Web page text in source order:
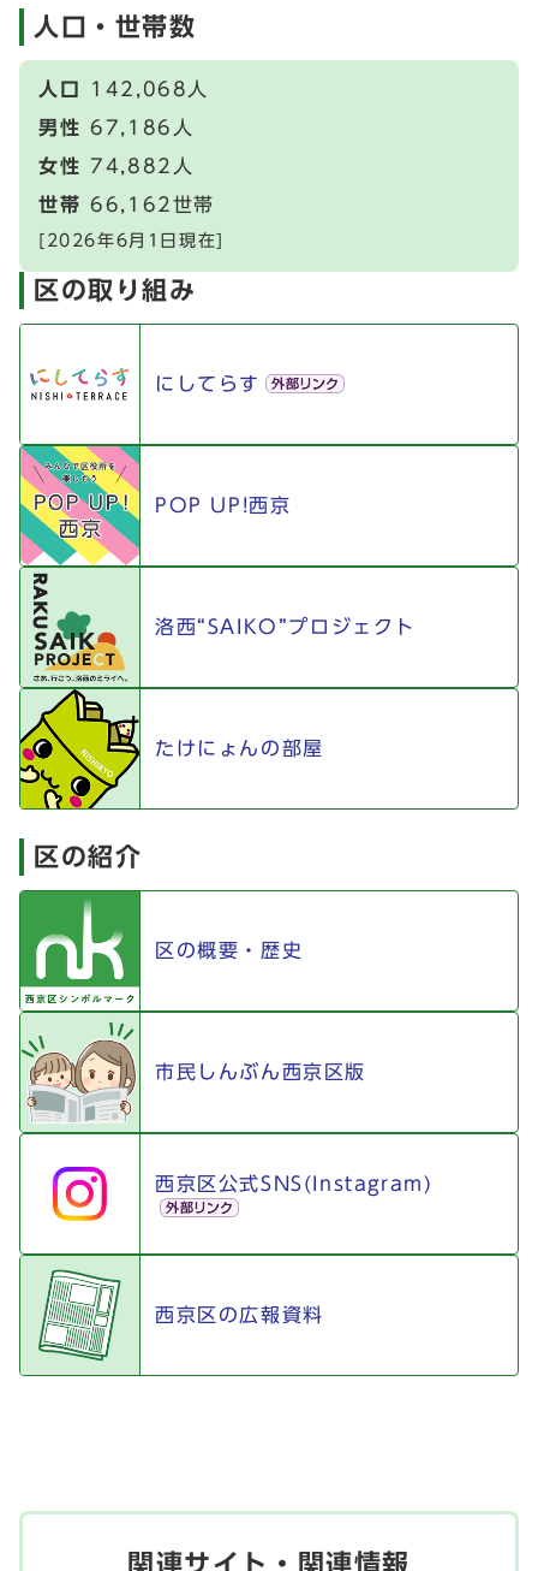
人口・世帯数
人口
142,068人
男性 67,186人
女性 74,882人
世帯 66,162世帯
[2026年6月1日現在]
区の取り組み
にしてらす
POP UP!西京
洛西“SAIKO”プロジェクト
たけにょんの部屋
区の紹介
区の概要・歴史
市民しんぶん西京区版
西京区公式SNS(Instagram)
西京区の広報資料
関連サイト・関連情報